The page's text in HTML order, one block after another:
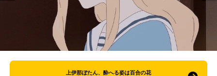
上伊那ぼたん、酔へる姿は百合の花